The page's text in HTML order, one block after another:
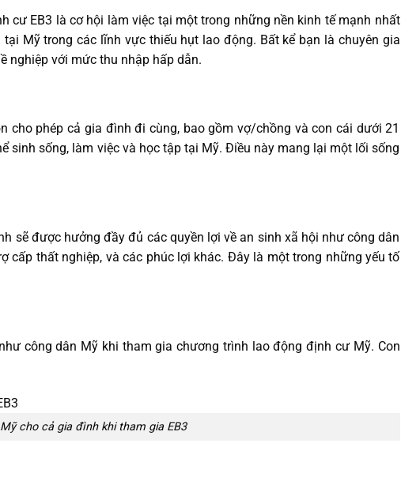
cư EB3 là cơ hội làm việc tại một trong những nền kinh tế mạnh nhất
Mỹ trong các lĩnh vực thiếu hụt lao động. Bất kể bạn là chuyên gia
nghiệp với mức thu nhập hấp dẫn.
phép cả gia đình đi cùng, bao gồm vợ/chồng và con cái dưới 21
sinh sống, làm việc và học tập tại Mỹ. Điều này mang lại một lối sống
sẽ được hưởng đầy đủ các quyền lợi về an sinh xã hội như công dân
cấp thất nghiệp, và các phúc lợi khác. Đây là một trong những yếu tố
công dân Mỹ khi tham gia chương trình lao động định cư Mỹ. Con
cho cả gia đình khi tham gia EB3